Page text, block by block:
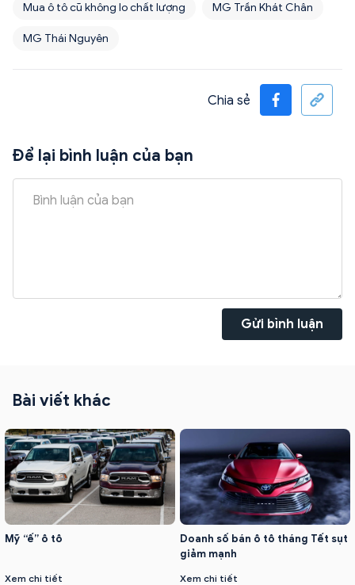
Mua ô tô cũ không lo chất lượng MG Trần Khát Chân
MG Thái Nguyên
Chia sẻ
Để lại bình luận của bạn
Gửi bình luận
Bài viết khác
Mỹ “ế” ô tô
Xem chi tiết
Doanh số bán ô tô tháng Tết sụt
giảm mạnh
Xem chi tiết